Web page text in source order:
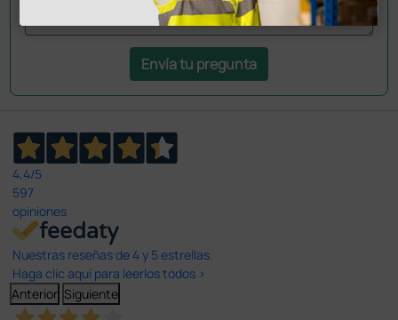
Envía tu pregunta
4,4/5
597
opiniones
Nuestras reseñas de 4 y 5 estrellas.
Haga clic aquí para leerlos todos >
Anterior Siguiente